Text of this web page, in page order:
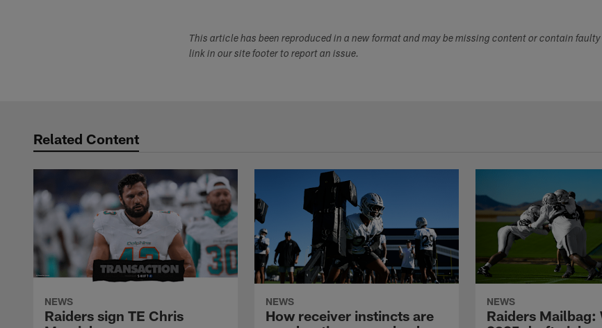
This article has been reproduced in a new format and may be missing content or contain
link in our site footer to report an issue.
Related Content
NEWS
Raiders sign TE Chris
NEWS
How receiver instincts are
NEWS
Raiders Mailbag: